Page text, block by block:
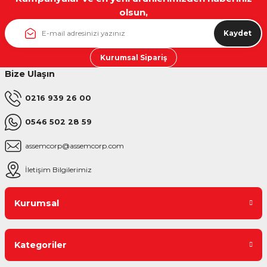
olsun,
Kaydet
Kurumsal Sipariş
Bize Ulaşın
0216 939 26 00
0546 502 28 59
assemcorp@assemcorp.com
İletişim Bilgilerimiz
Kurumsal
Kategoriler